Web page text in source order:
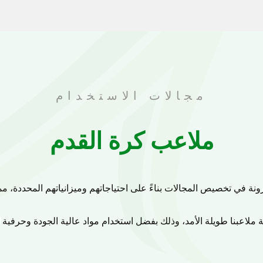
مجالات الاستخدام
ملاعب كرة القدم
متعددة الأغراض لتناسب مجموعة متنوعة من الأنشطة الرياضية
والمزيد. تضمن ساحة اللعب القابلة للتكيف أن المكان الخاص
متنوعة من الأحداث والأنشطة.